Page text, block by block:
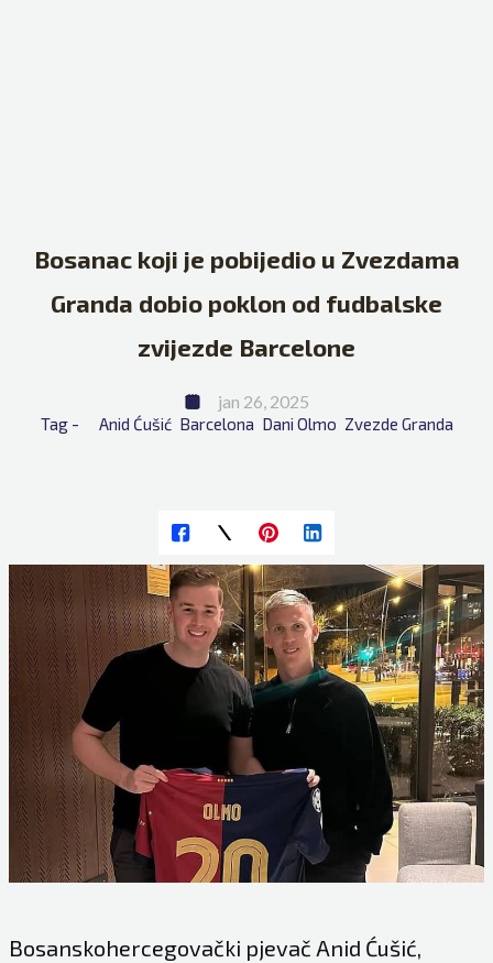
Bosanac koji je pobijedio u Zvezdama
Granda dobio poklon od fudbalske
zvijezde Barcelone
jan 26, 2025
Tag - Anid Ćušić Barcelona Dani Olmo Zvezde Granda
Bosanskohercegovački pjevač Anid Ćušić,